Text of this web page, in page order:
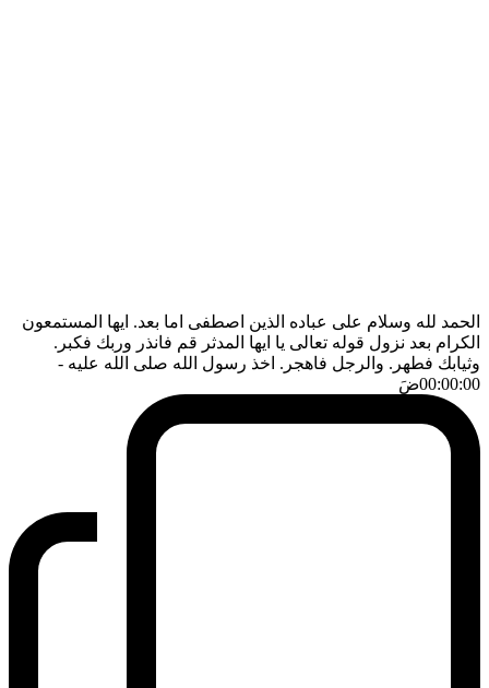
الحمد لله وسلام على عباده الذين اصطفى اما بعد. ايها المستمعون
الكرام بعد نزول قوله تعالى يا ايها المدثر قم فانذر وربك فكبر.
وثيابك فطهر. والرجل فاهجر. اخذ رسول الله صلى الله عليه -
00:00:00ضَ